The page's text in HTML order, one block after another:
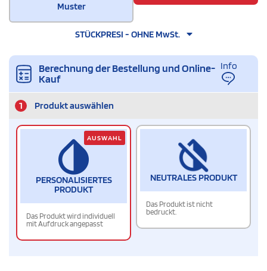
Muster
STÜCKPRESI - OHNE MwSt.
Berechnung der Bestellung und Online-
Kauf
Info
1 Produkt auswählen
PERSONALISIERTES
PRODUKT
Das Produkt wird individuell
mit Aufdruck angepasst
AUSWAHL
NEUTRALES PRODUKT
Das Produkt ist nicht
bedruckt.